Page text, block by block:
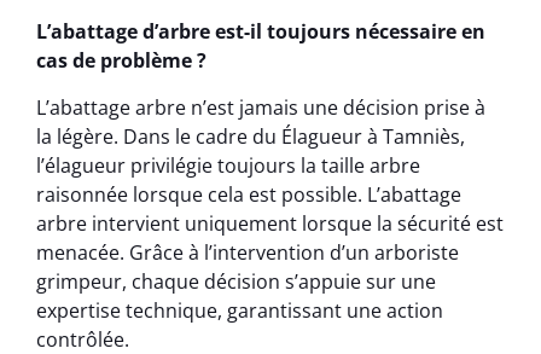
L’abattage d’arbre est-il toujours nécessaire en
cas de problème ?
L’abattage arbre n’est jamais une décision prise à
la légère. Dans le cadre du Élagueur à Tamniès,
l’élagueur privilégie toujours la taille arbre
raisonnée lorsque cela est possible. L’abattage
arbre intervient uniquement lorsque la sécurité est
menacée. Grâce à l’intervention d’un arboriste
grimpeur, chaque décision s’appuie sur une
expertise technique, garantissant une action
contrôlée.